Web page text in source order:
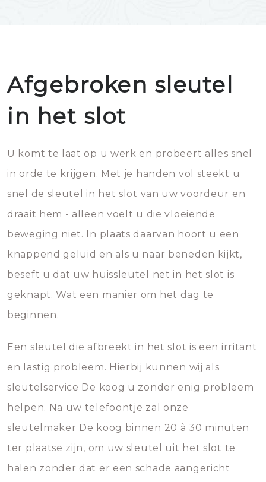
Afgebroken sleutel
in het slot
U komt te laat op u werk en probeert alles snel
in orde te krijgen. Met je handen vol steekt u
snel de sleutel in het slot van uw voordeur en
draait hem - alleen voelt u die vloeiende
beweging niet. In plaats daarvan hoort u een
knappend geluid en als u naar beneden kijkt,
beseft u dat uw huissleutel net in het slot is
geknapt. Wat een manier om het dag te
beginnen.
Een sleutel die afbreekt in het slot is een irritant
en lastig probleem. Hierbij kunnen wij als
sleutelservice De koog u zonder enig probleem
helpen. Na uw telefoontje zal onze
sleutelmaker De koog binnen 20 à 30 minuten
ter plaatse zijn, om uw sleutel uit het slot te
halen zonder dat er een schade aangericht